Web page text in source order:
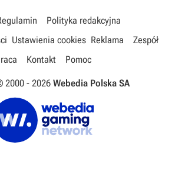
Polityka redakcyjna
Ustawienia cookies Reklama
Zespół
Kontakt Pomoc
2000 - 2026 Webedia Polska SA